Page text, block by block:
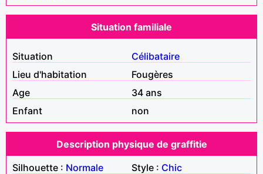
Situation familiale
Situation
Célibataire
Lieu d'habitation
Fougères
Age
34 ans
Enfant
non
Description physique de graffitie
Silhouette : Normale Style : Chic